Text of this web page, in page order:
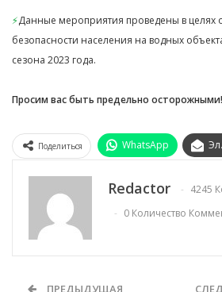
⚡️Данные мероприятия проведены в целях
безопасности населения на водных
сезона 2023 года.
Просим вас быть предельно осторожными!
Поделиться WhatsApp
Redactor
4245
0 Количество
ПРЕДЫДУЩАЯ